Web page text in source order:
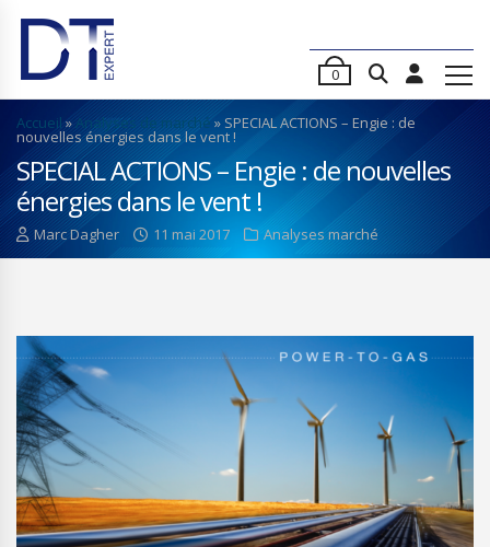
0
Accueil »Analyses de marché » SPECIAL ACTIONS – Engie : de
nouvelles énergies dans le vent !
SPECIAL ACTIONS – Engie : de nouvelles
énergies dans le vent !
Marc Dagher 11 mai 2017 Analyses marché